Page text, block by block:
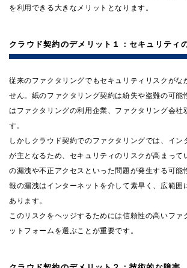
を利用できる大きなメリットとなります。
クラウド契約のデメリット１：セキュリティ
従来のファクタリングでもセキュリティリスクがな
せん。紙のファクタリング契約は紛失や盗難の可能
はファクタリングの利用企業、ファクタリング会社
す。
しかしクラウド契約でのファクタリングでは、イン
が主となるため、セキュリティのリスクが高まって
の漏洩や不正アクセスといった問題が発生する可能
報の漏洩はインターネットを介して素早く、広範囲
あります。
このリスクをヘッジするためには信頼性の高いファ
ットフォームを選ぶことが重要です。